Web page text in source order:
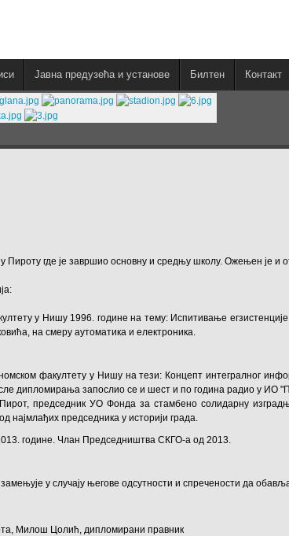
Јавна предузећа и установе Билтен Контакт
Пироту где је завршио основну и средњу школу. Ожењен је и
у Нишу 1996. године на тему: Испитивање
на смеру аутоматика и електроника.
факултету у Нишу на тези: Концепт интегралног
дипломирања запослио се и шест и по година радио у ИО
председник УО Фонда за стамбено солидарну
најмлађих председника у историји града.
године. Члан Председништва СКГО-а од 2013.
у случају његове одсутности и спречености да
Милош Цолић, дипломирани правник